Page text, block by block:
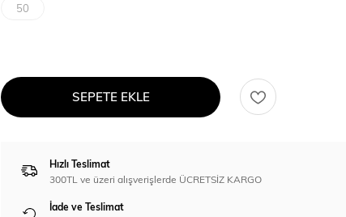
50
SEPETE EKLE
Hızlı Teslimat
300TL ve üzeri alışverişlerde ÜCRETSİZ KARGO
İade ve Teslimat